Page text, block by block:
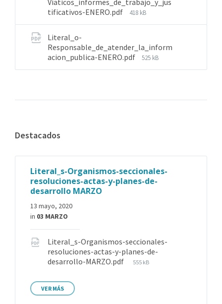
Viaticos_informes_de_trabajo_y_jus
tificativos-ENERO.pdf
418 kB
Literal_o-
Responsable_de_atender_la_inform
acion_publica-ENERO.pdf
525 kB
Destacados
Literal_s-Organismos-seccionales-
resoluciones-actas-y-planes-de-
desarrollo MARZO
13 mayo, 2020
in 03 MARZO
Literal_s-Organismos-seccionales-
resoluciones-actas-y-planes-de-
desarrollo-MARZO.pdf
555 kB
VER MÁS